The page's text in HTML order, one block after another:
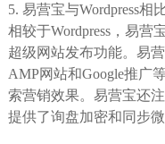
5. 易营宝与Wordpress相
相较于Wordpress，易营
超级网站发布功能。易
AMP网站和Google推广
索营销效果。易营宝还
提供了询盘加密和同步